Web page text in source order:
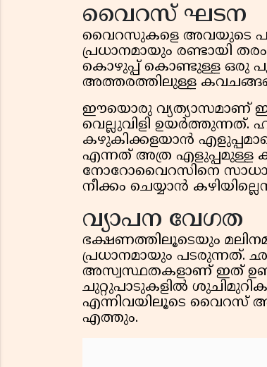
വൈറസ് ഘടന
വൈറസുകളെ അവയുടെ
പ്രധാനമായും രണ്ടായി
കൊഴുപ്പ് കൊണ്ടുള്ള ഒരു
അത്തരത്തിലുള്ള
ഈയൊരു വ്യത്യാസമാണ് ഈ
വെല്ലുവിളി ഉയർത്തുന്നത്.
കഴുകിക്കളയാൻ
എന്നത് അത്ര എളുപ്പമുള്ള
നോറോവൈറസിനെ
നീക്കം ചെയ്യാൻ
വ്യാപന വേഗത
ഭക്ഷണത്തിലൂടെയും
പ്രധാനമായും പടരുന്നത്.
അസ്വസ്ഥതകളാണ് ഇത്
ചുറ്റുപാടുകളിൽ
എന്നിവയിലൂടെ വൈറസ്
എത്തും.